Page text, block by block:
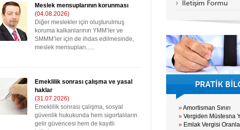
Meslek mensuplarının korunması
(04.08.2026)
Diğer meslekler için oluşturulmuş
koruma kalkanlarının YMM’ler ve
SMMM’ler için de ihdas edilmesinde,
meslek mensupları......
Emeklilik sonrası çalışma ve yasal
haklar
(31.07.2026)
Emeklilik sonrası çalışma, sosyal
güvenlik hukukunda hem sigortalıların
gelir güvencesi hem de kayıtlı
İletişim Formu
PRATİK
»Amortisman Sınırı
» Vergiden Müstesna
» Emlak Vergisi